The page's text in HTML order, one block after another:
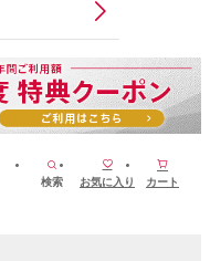
検索 お気に入り カート